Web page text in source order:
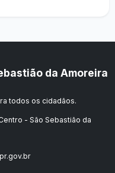
da Amoreira
todos os cidadãos.
- São Sebastião da